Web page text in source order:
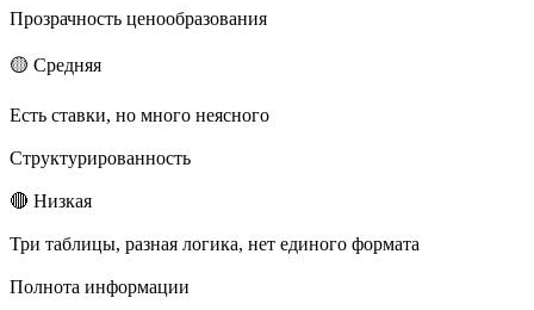
Прозрачность ценообразования
🟡 Средняя
Есть ставки, но много неясного
Структурированность
🔴 Низкая
Три таблицы, разная логика, нет единого формата
Полнота информации